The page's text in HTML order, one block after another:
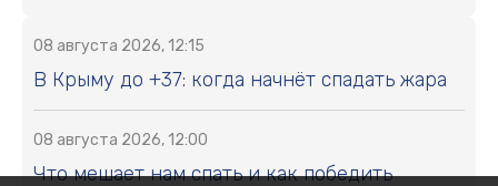
08 августа 2026, 12:15
В Крыму до +37: когда начнёт спадать жара
08 августа 2026, 12:00
Что мешает нам спать и как победить